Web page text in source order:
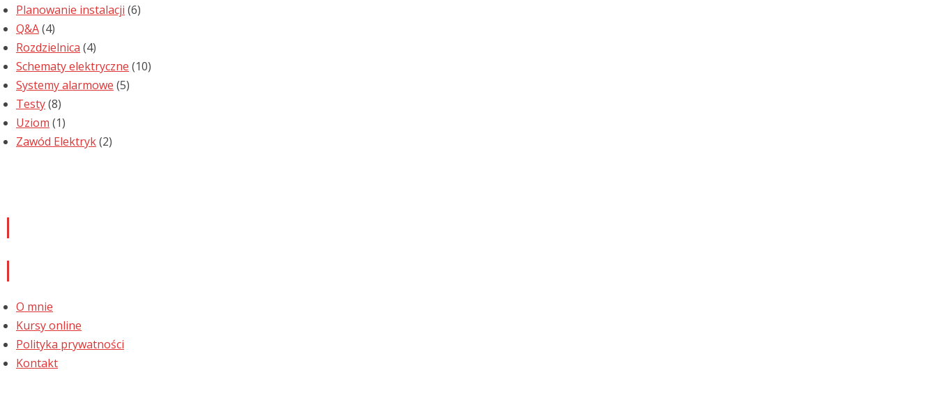
Planowanie instalacji (6)
Q&A(4)
Rozdzielnica (4)
Schematy elektryczne (10)
Systemy alarmowe (5)
Testy(8)
Uziom (1)
Zawód Elektryk(2)
O mnie
Kursy online
Polityka prywatności
Kontakt